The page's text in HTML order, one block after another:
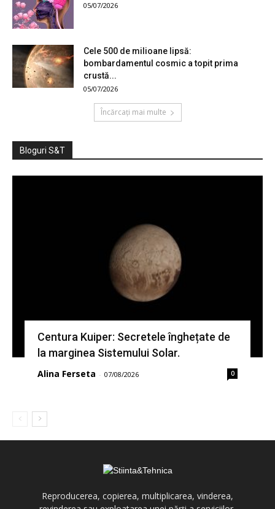
05/07/2026
Cele 500 de milioane lipsă:
bombardamentul cosmic a topit prima
crustă...
05/07/2026
Încărcați mai multe
Bloguri S&T
Centura Kuiper: Secretele înghețate de
la marginea Sistemului Solar.
Alina Ferseta - 07/08/2026 0
Reproducerea, copierea, multiplicarea, vinderea,